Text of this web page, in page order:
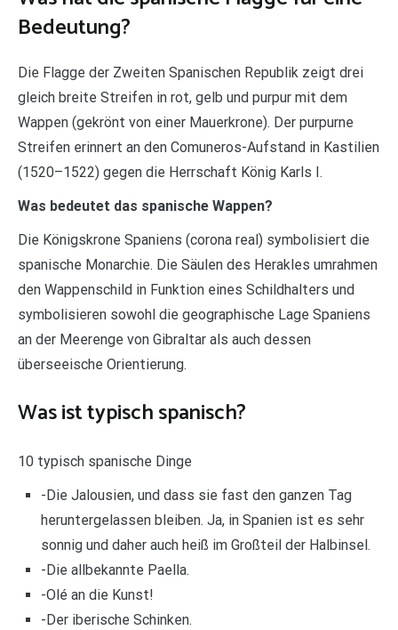
Bedeutung?
Die Flagge der Zweiten Spanischen Republik zeigt drei
gleich breite Streifen in rot, gelb und purpur mit dem
Wappen (gekrönt von einer Mauerkrone). Der purpurne
Streifen erinnert an den Comuneros-Aufstand in Kastilien
(1520–1522) gegen die Herrschaft König Karls I.
Was bedeutet das spanische Wappen?
Die Königskrone Spaniens (corona real) symbolisiert die
spanische Monarchie. Die Säulen des Herakles umrahmen
den Wappenschild in Funktion eines Schildhalters und
symbolisieren sowohl die geographische Lage Spaniens
an der Meerenge von Gibraltar als auch dessen
überseeische Orientierung.
Was ist typisch spanisch?
10 typisch spanische Dinge
-Die Jalousien, und dass sie fast den ganzen Tag
heruntergelassen bleiben. Ja, in Spanien ist es sehr
sonnig und daher auch heiß im Großteil der Halbinsel.
-Die allbekannte Paella.
-Olé an die Kunst!
-Der iberische Schinken.